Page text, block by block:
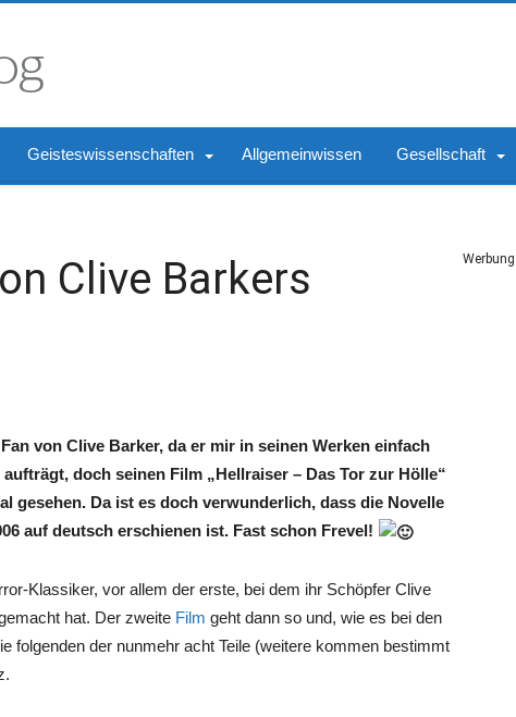
Geisteswissenschaften Allgemeinwissen Gesellschaft
Clive Barkers
Werbung
von Clive Barker, da er mir in seinen Werken einfach
doch seinen Film „Hellraiser – Das Tor zur Hölle“
gesehen. Da ist es doch verwunderlich, dass die Novelle
auf deutsch erschienen ist. Fast schon Frevel!
Klassiker, vor allem der erste, bei dem ihr Schöpfer Clive
hat. Der zweite Film geht dann so und, wie es bei den
folgenden der nunmehr acht Teile (weitere kommen bestimmt